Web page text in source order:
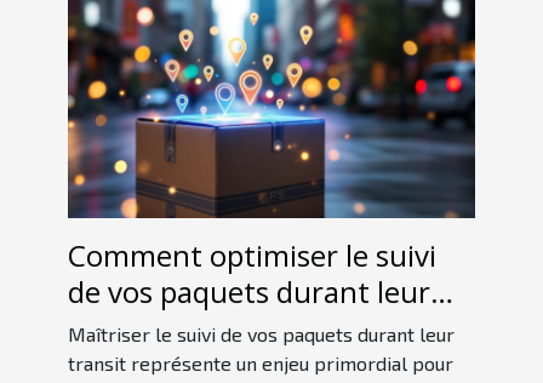
Comment optimiser le suivi
de vos paquets durant leur
transit ?
Maîtriser le suivi de vos paquets durant leur
transit représente un enjeu primordial pour